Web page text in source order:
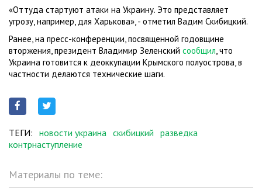
«Оттуда стартуют атаки на Украину. Это представляет
угрозу, например, для Харькова», - отметил Вадим Скибицкий.
Ранее, на пресс-конференции, посвященной годовщине
вторжения, президент Владимир Зеленский сообщил, что
Украина готовится к деоккупации Крымского полуострова, в
частности делаются технические шаги.
ТЕГИ: новости украина скибицкий разведка
контрнаступление
Материалы по теме: